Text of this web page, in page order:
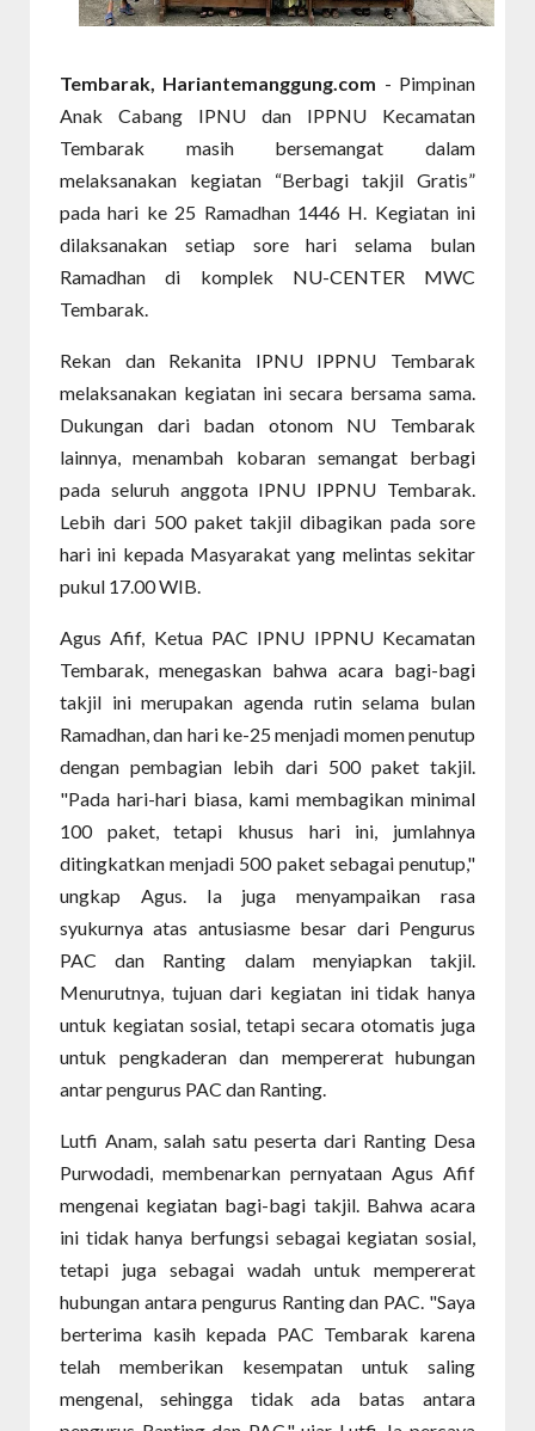
Tembarak, Hariantemanggung.com - Pimpinan
Anak Cabang IPNU dan IPPNU Kecamatan
Tembarak masih bersemangat dalam
melaksanakan kegiatan “Berbagi takjil Gratis”
pada hari ke 25 Ramadhan 1446 H. Kegiatan ini
dilaksanakan setiap sore hari selama bulan
Ramadhan di komplek NU-CENTER MWC
Tembarak.
Rekan dan Rekanita IPNU IPPNU Tembarak
melaksanakan kegiatan ini secara bersama sama.
Dukungan dari badan otonom NU Tembarak
lainnya, menambah kobaran semangat berbagi
pada seluruh anggota IPNU IPPNU Tembarak.
Lebih dari 500 paket takjil dibagikan pada sore
hari ini kepada Masyarakat yang melintas sekitar
pukul 17.00 WIB.
Agus Afif, Ketua PAC IPNU IPPNU Kecamatan
Tembarak, menegaskan bahwa acara bagi-bagi
takjil ini merupakan agenda rutin selama bulan
Ramadhan, dan hari ke-25 menjadi momen penutup
dengan pembagian lebih dari 500 paket takjil.
"Pada hari-hari biasa, kami membagikan minimal
100 paket, tetapi khusus hari ini, jumlahnya
ditingkatkan menjadi 500 paket sebagai penutup,"
ungkap Agus. Ia juga menyampaikan rasa
syukurnya atas antusiasme besar dari Pengurus
PAC dan Ranting dalam menyiapkan takjil.
Menurutnya, tujuan dari kegiatan ini tidak hanya
untuk kegiatan sosial, tetapi secara otomatis juga
untuk pengkaderan dan mempererat hubungan
antar pengurus PAC dan Ranting.
Lutfi Anam, salah satu peserta dari Ranting Desa
Purwodadi, membenarkan pernyataan Agus Afif
mengenai kegiatan bagi-bagi takjil. Bahwa acara
ini tidak hanya berfungsi sebagai kegiatan sosial,
tetapi juga sebagai wadah untuk mempererat
hubungan antara pengurus Ranting dan PAC. "Saya
berterima kasih kepada PAC Tembarak karena
telah memberikan kesempatan untuk saling
mengenal, sehingga tidak ada batas antara